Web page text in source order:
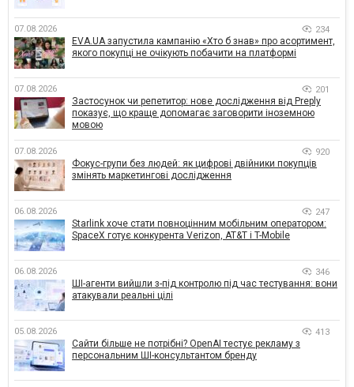
07.08.2026 234
EVA.UA запустила кампанію «Хто б знав» про асортимент,
якого покупці не очікують побачити на платформі
07.08.2026 201
Застосунок чи репетитор: нове дослідження від Preply
показує, що краще допомагає заговорити іноземною
мовою
07.08.2026 920
Фокус-групи без людей: як цифрові двійники покупців
змінять маркетингові дослідження
06.08.2026 247
Starlink хоче стати повноцінним мобільним оператором:
SpaceX готує конкурента Verizon, AT&T і T-Mobile
06.08.2026 346
ШІ-агенти вийшли з-під контролю під час тестування: вони
атакували реальні цілі
05.08.2026 413
Сайти більше не потрібні? OpenAI тестує рекламу з
персональним ШІ-консультантом бренду